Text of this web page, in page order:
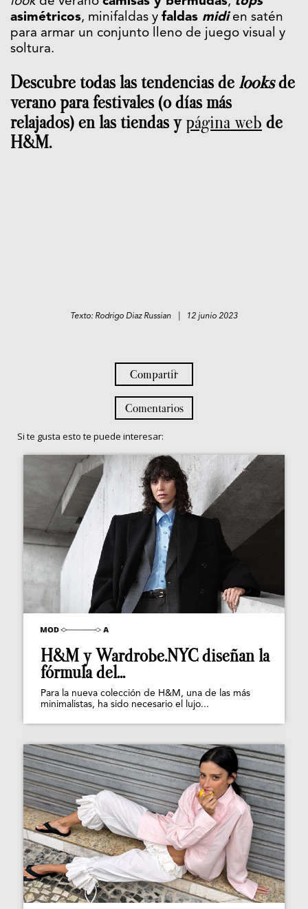
asimétricos, minifaldas y faldas midien satén
para armar un conjunto lleno de juego visual y
soltura.
Descubre todas las tendencias de looksde
verano para festivales (o días más
relajados) en las tiendas ypágina web de
H&M.
Texto: Rodrigo Diaz Russian | 12 junio 2023
Compartir
Comentarios
Si te gusta esto te puede interesar:
H&M y Wardrobe.NYC diseñan la
fórmula del...
Para la nueva colección de H&M, una de las más
minimalistas, ha sido necesario el lujo...